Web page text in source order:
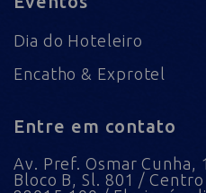
Dia do Hoteleiro
Encatho & Exprotel
Entre em contato
Av. Pref. Osmar Cunha,
Bloco B, Sl. 801 /